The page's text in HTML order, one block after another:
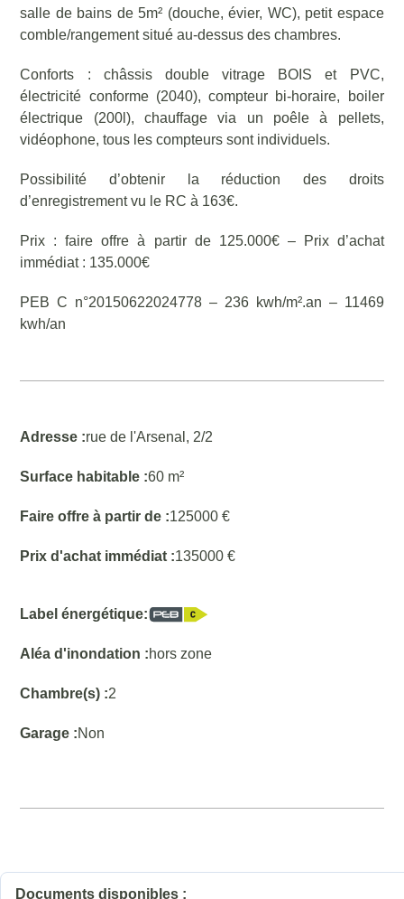
salle de bains de 5m² (douche, évier, WC), petit espace
comble/rangement situé au-dessus des chambres.
Conforts : châssis double vitrage BOIS et PVC,
électricité conforme (2040), compteur bi-horaire, boiler
électrique (200l), chauffage via un poêle à pellets,
vidéophone, tous les compteurs sont individuels.
Possibilité d’obtenir la réduction des droits
d’enregistrement vu le RC à 163€.
Prix : faire offre à partir de 125.000€ – Prix d’achat
immédiat : 135.000€
PEB C n°20150622024778 – 236 kwh/m².an – 11469
kwh/an
Adresse :rue de l'Arsenal, 2/2
Surface habitable :60 m²
Faire offre à partir de :125000 €
Prix d'achat immédiat :135000 €
Label énergétique:
Aléa d'inondation :hors zone
Chambre(s) :2
Garage :Non
Documents disponibles :